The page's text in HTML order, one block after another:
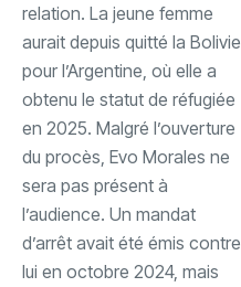
relation. ‎La jeune femme
aurait depuis quitté la Bolivie
pour l’Argentine, où elle a
obtenu le statut de réfugiée
en 2025. ‎Malgré l’ouverture
du procès, Evo Morales ne
sera pas présent à
l’audience. Un mandat
d’arrêt avait été émis contre
lui en octobre 2024, mais